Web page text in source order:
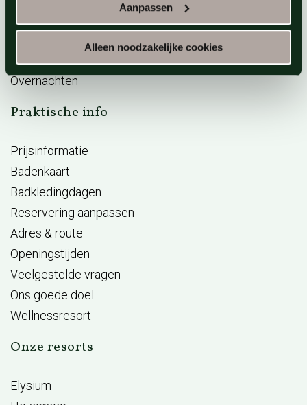
Aanpassen
Alleen noodzakelijke cookies
Aufguss Challenge
Overnachten
Praktische info
Prijsinformatie
Badenkaart
Badkledingdagen
Reservering aanpassen
Adres & route
Openingstijden
Veelgestelde vragen
Ons goede doel
Wellnessresort
Onze resorts
Elysium